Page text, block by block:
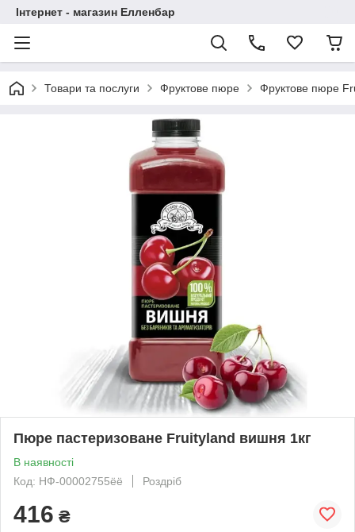
Інтернет - магазин Елленбар
Товари та послуги Фруктове пюре Фруктове пюре
Пюре пастеризоване Fruityland вишня 1кг
В наявності
Код: НФ-00002755ёё
Роздріб
416 ₴